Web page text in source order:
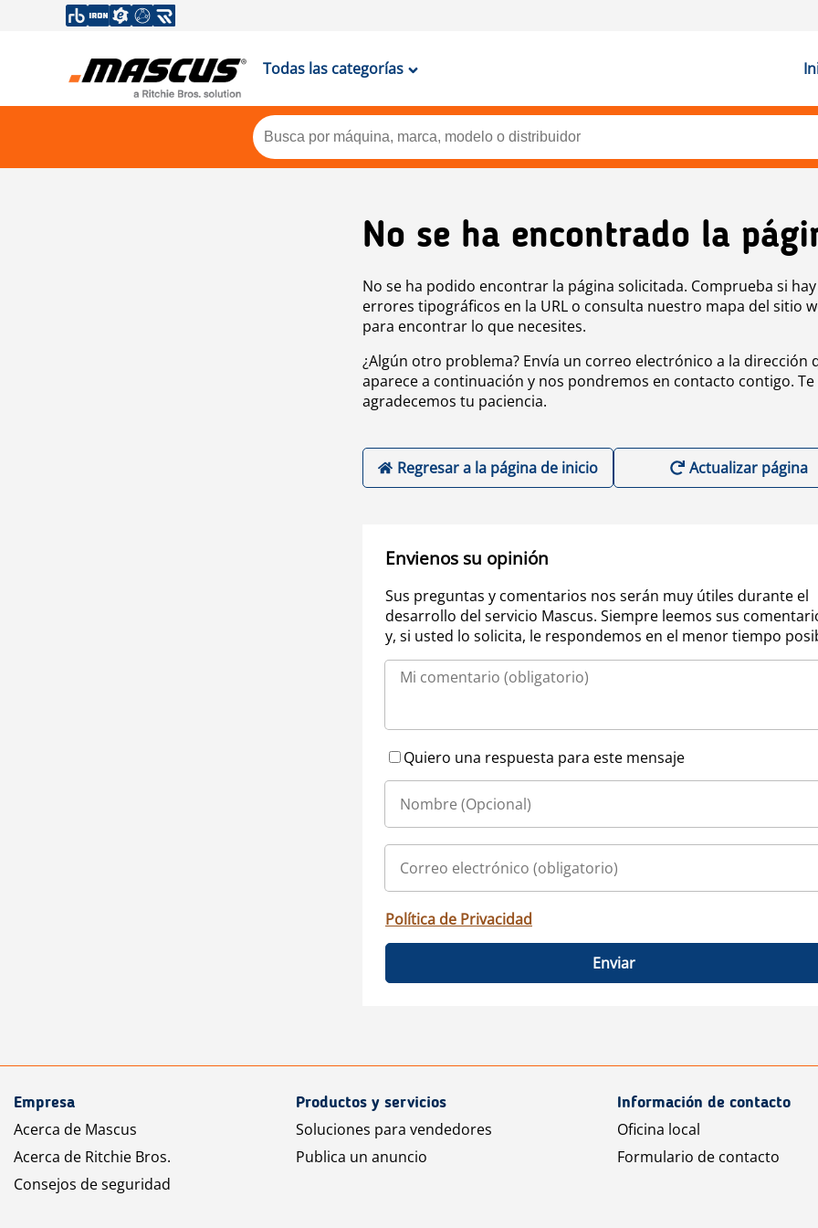
Todas las categorías
No se ha encontrado la
No se ha podido encontrar la página solicitada. Comprueba si hay
errores tipográficos en la URL o consulta nuestro mapa del sitio
para encontrar lo que necesites.
¿Algún otro problema? Envía un correo electrónico a la dirección
aparece a continuación y nos pondremos en contacto contigo. Te
agradecemos tu paciencia.
Regresar a la página de inicio Actualizar página
Envienos su opinión
Sus preguntas y comentarios nos serán muy útiles durante el
desarrollo del servicio Mascus. Siempre leemos sus
y, si usted lo solicita, le respondemos en el menor tiempo
Quiero una respuesta para este mensaje
Política de Privacidad
Enviar
Empresa
Acerca de Mascus
Acerca de Ritchie Bros.
Consejos de seguridad
Productos y servicios
Soluciones para vendedores
Publica un anuncio
Información de contacto
Oficina local
Formulario de contacto